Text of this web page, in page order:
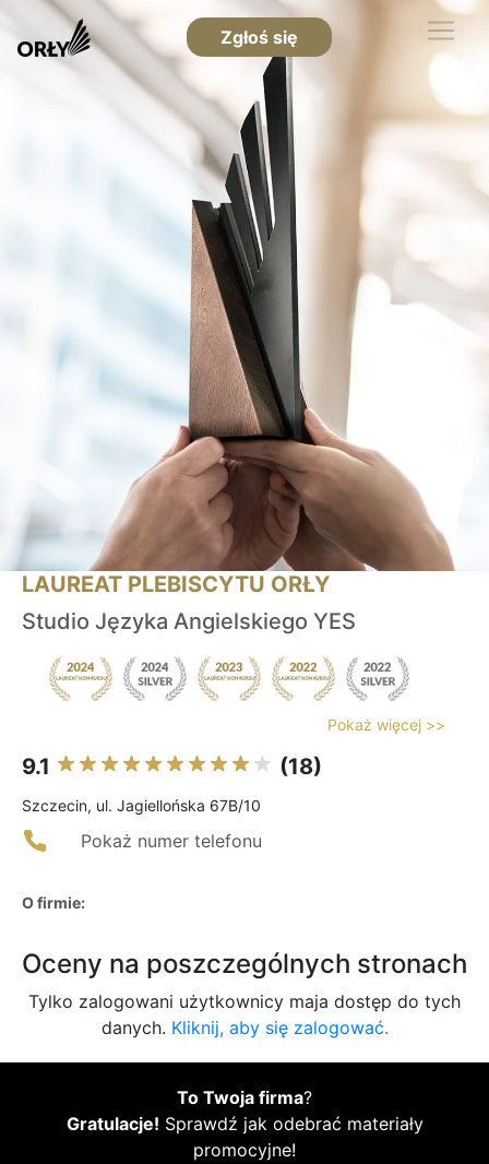
Zgłoś się
LAUREAT PLEBISCYTU ORŁY
Studio Języka Angielskiego YES
Pokaż więcej >>
9.1 (18)
Szczecin, ul. Jagiellońska 67B/10
Pokaż numer telefonu
O firmie:
Oceny na poszczególnych stronach
Tylko zalogowani użytkownicy maja dostęp do tych
danych. Kliknij, aby się zalogować.
To Twoja firma?
Gratulacje! Sprawdź jak odebrać materiały
promocyjne!